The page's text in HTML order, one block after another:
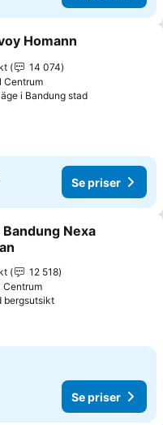
till i Mina Favoriter
Homann
14 074
Centrum
i Bandung stad
Se priser
till i Mina Favoriter
Nexa
12 518
Centrum
bergsutsikt
Se priser